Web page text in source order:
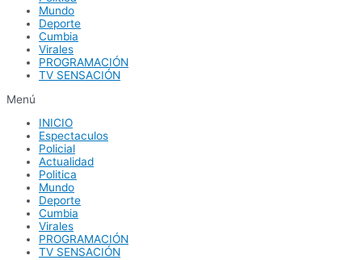
Mundo
Deporte
Cumbia
Virales
PROGRAMACIÓN
TV SENSACIÓN
Menú
INICIO
Espectaculos
Policial
Actualidad
Politica
Mundo
Deporte
Cumbia
Virales
PROGRAMACIÓN
TV SENSACIÓN